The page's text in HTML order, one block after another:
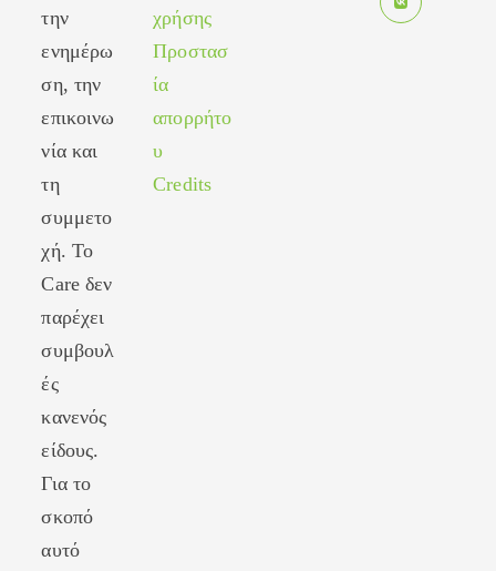
την
ενημέρω
ση, την
επικοινω
νία και
τη
συμμετο
χή. Το
Care δεν
παρέχει
συμβουλ
ές
κανενός
είδους.
Για το
σκοπό
αυτό
χρήσης
Προστασ
ία
απορρήτο
υ
Credits
new
in